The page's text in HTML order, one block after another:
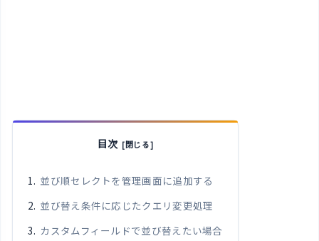
目次
並び順セレクトを管理画面に追加する
並び替え条件に応じたクエリ変更処理
カスタムフィールドで並び替えたい場合